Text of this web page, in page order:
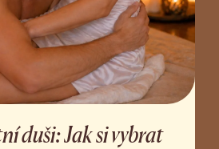
duši: Jak si vybrat